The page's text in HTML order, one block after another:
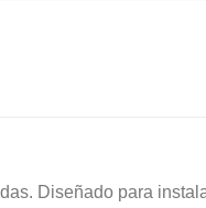
Diseñado para